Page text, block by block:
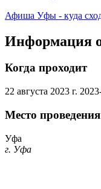
Афиша Уфы - куда
Информация
Когда проходит
22 августа 2023 г.
Место проведения
Уфа
г. Уфа